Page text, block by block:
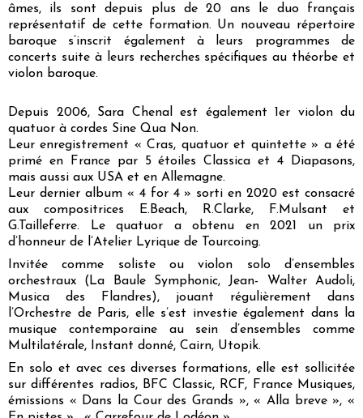
âmes, ils sont depuis plus de 20 ans le duo français
représentatif de cette formation. Un nouveau répertoire
baroque s’inscrit également à leurs programmes de
concerts suite à leurs recherches spécifiques au théorbe et
violon baroque.
Depuis 2006, Sara Chenal est également 1er violon du
quatuor à cordes Sine Qua Non.
Leur enregistrement « Cras, quatuor et quintette » a été
primé en France par 5 étoiles Classica et 4 Diapasons,
mais aussi aux USA et en Allemagne.
Leur dernier album « 4 for 4 » sorti en 2020 est consacré
aux compositrices E.Beach, R.Clarke, F.Mulsant et
G.Tailleferre. Le quatuor a obtenu en 2021 un prix
d’honneur de l’Atelier Lyrique de Tourcoing.
Invitée comme soliste ou violon solo d’ensembles
orchestraux (La Baule Symphonic, Jean- Walter Audoli,
Musica des Flandres), jouant régulièrement dans
l’Orchestre de Paris, elle s’est investie également dans la
musique contemporaine au sein d’ensembles comme
Multilatérale, Instant donné, Cairn, Utopik.
En solo et avec ces diverses formations, elle est sollicitée
sur différentes radios, BFC Classic, RCF, France Musiques,
émissions « Dans la Cour des Grands », « Alla breve », «